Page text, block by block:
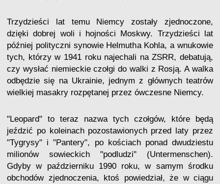
Trzydzieści lat temu Niemcy zostały zjednoczone,
dzięki dobrej woli i hojności Moskwy. Trzydzieści lat
później polityczni synowie Helmutha Kohla, a wnukowie
tych, którzy w 1941 roku najechali na ZSRR, debatują,
czy wysłać niemieckie czołgi do walki z Rosją. A walka
odbędzie się na Ukrainie, jednym z głównych teatrów
wielkiej masakry rozpętanej przez ówczesne Niemcy.
"Leopard" to teraz nazwa tych czołgów, które będą
jeździć po koleinach pozostawionych przed laty przez
"Tygrysy" i "Pantery", po kościach ponad dwudziestu
milionów sowieckich "podludzi" (Untermenschen).
Gdyby w październiku 1990 roku, w samym środku
obchodów zjednoczenia, ktoś powiedział, że w ciągu